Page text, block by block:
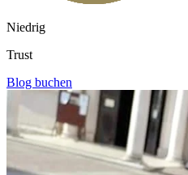
Niedrig
Trust
Blog buchen